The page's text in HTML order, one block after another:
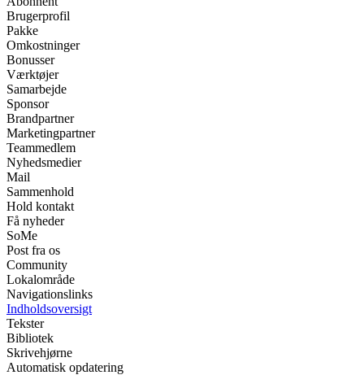
Brugerprofil
Pakke
Omkostninger
Bonusser
Værktøjer
Samarbejde
Sponsor
Brandpartner
Marketingpartner
Teammedlem
Nyhedsmedier
Mail
Sammenhold
Hold kontakt
Få nyheder
SoMe
Post fra os
Community
Lokalområde
Navigationslinks
Indholdsoversigt
Tekster
Bibliotek
Skrivehjørne
Automatisk opdatering